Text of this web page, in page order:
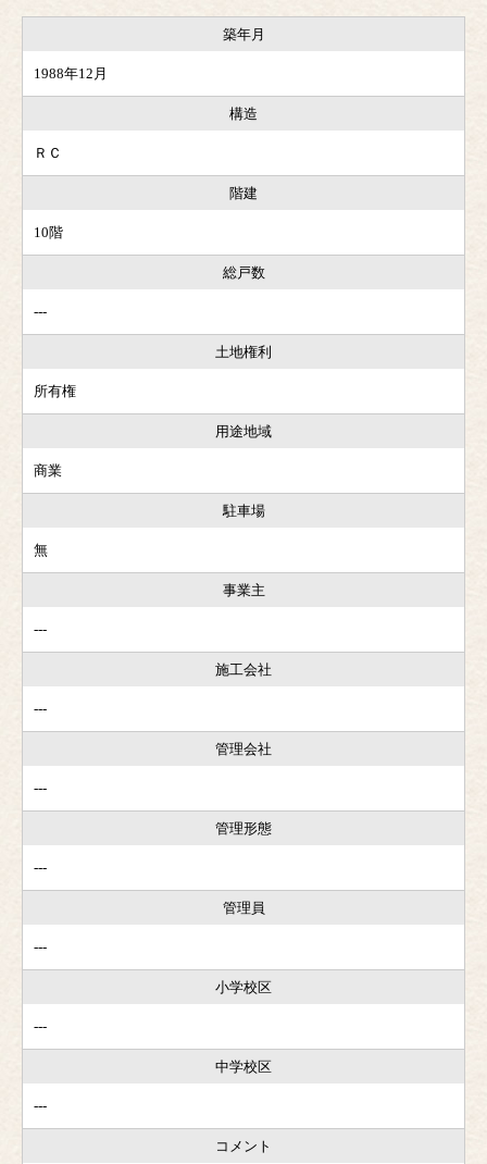
築年月
1988年12月
構造
ＲＣ
階建
10階
総戸数
---
土地権利
所有権
用途地域
商業
駐車場
無
事業主
---
施工会社
---
管理会社
---
管理形態
---
管理員
---
小学校区
---
中学校区
---
コメント